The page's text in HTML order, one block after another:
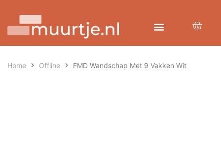
Home Offline FMD Wandschap Met 9 Vakken Wit